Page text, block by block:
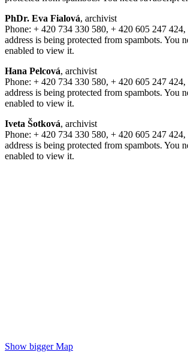
PhDr. Eva Fialová, archivist
Phone: + 420 734 330 580, + 420 605 247 424,
address is being protected from spambots. You
enabled to view it.
Hana Pelcová, archivist
Phone: + 420 734 330 580, + 420 605 247 424,
address is being protected from spambots. You
enabled to view it.
Iveta Šotková, archivist
Phone: + 420 734 330 580, + 420 605 247 424,
address is being protected from spambots. You
enabled to view it.
Show bigger Map